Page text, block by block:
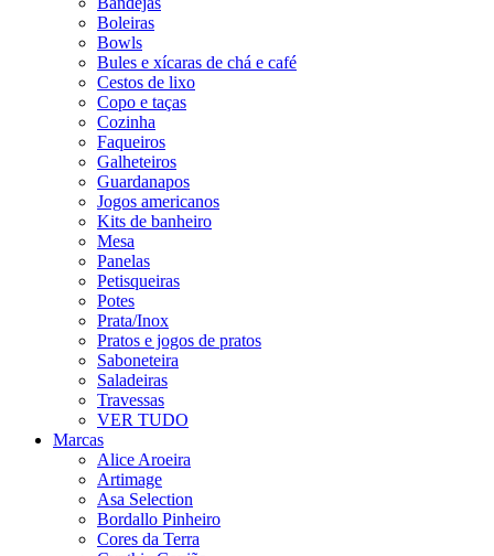
Boleiras
Bowls
Bules e xícaras de chá e café
Cestos de lixo
Copo e taças
Cozinha
Faqueiros
Galheteiros
Guardanapos
Jogos americanos
Kits de banheiro
Mesa
Panelas
Petisqueiras
Potes
Prata/Inox
Pratos e jogos de pratos
Saboneteira
Saladeiras
Travessas
VER TUDO
Marcas
Alice Aroeira
Artimage
Asa Selection
Bordallo Pinheiro
Cores da Terra